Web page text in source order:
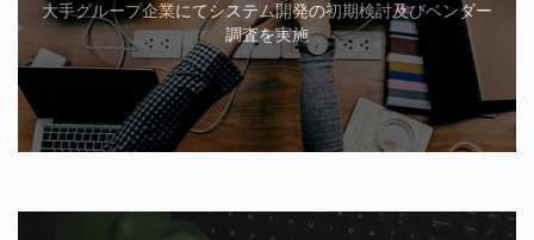
大手グループ企業にてシステム開発の初期検討及びベンダー
調査を実施